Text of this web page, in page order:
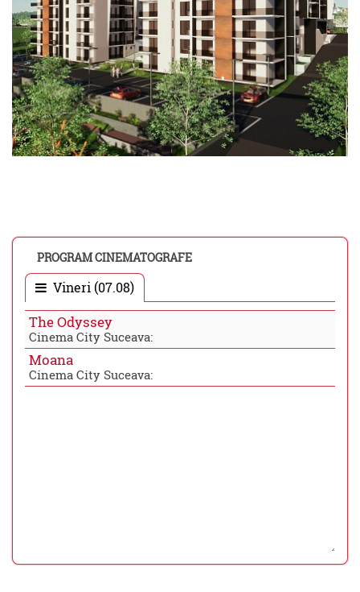
PROGRAM CINEMATOGRAFE
Vineri (07.08)
The Odyssey
Cinema City Suceava:
Moana
Cinema City Suceava: